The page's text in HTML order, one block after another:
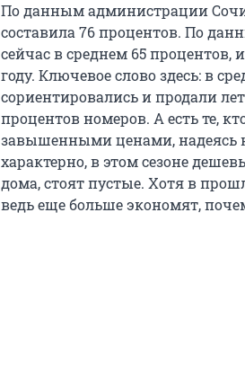
По данным администрации
составила 76 процентов. По
сейчас в среднем 65
году. Ключевое слово здесь: в
сориентировались и продали
процентов номеров. А есть те,
завышенными ценами, надеясь
характерно, в этом сезоне
дома, стоят пустые. Хотя в
ведь еще больше экономят,